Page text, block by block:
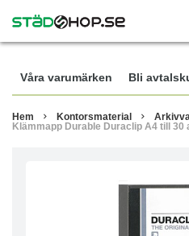
Våra varumärken Bli
Hem Kontorsmaterial
Klämmapp Durable Duraclip A4 till